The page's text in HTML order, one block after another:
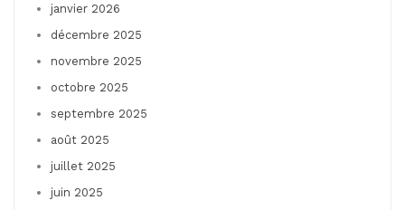
janvier 2026
décembre 2025
novembre 2025
octobre 2025
septembre 2025
août 2025
juillet 2025
juin 2025